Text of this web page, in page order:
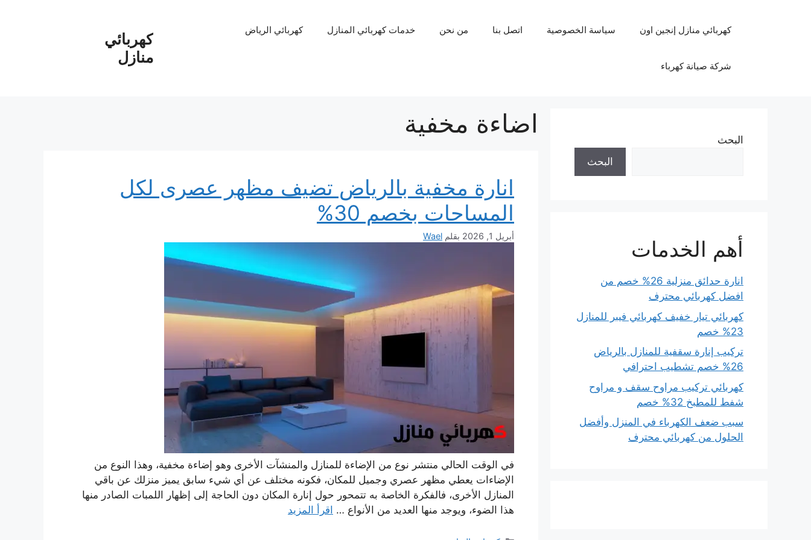
كهربائي
منازل
كهربائي منازل إنجين اون سياسة الخصوصية اتصل بنا من نحن خدمات كهربائي المنازل كهربائي الرياض
شركة صيانة كهرباء
اضاءة مخفية
انارة مخفية بالرياض تضيف مظهر عصرى لكل
المساحات بخصم 30%
أبريل 1, 2026 بقلم Wael
في الوقت الحالي منتشر نوع من الإضاءة للمنازل والمنشآت الأخرى وهو إضاءة مخفية، وهذا النوع من
الإضاءات يعطي مظهر عصري وجميل للمكان، فكونه مختلف عن أي شيء سابق يميز منزلك عن باقي
المنازل الأخرى، فالفكرة الخاصة به تتمحور حول إنارة المكان دون الحاجة إلى إظهار اللمبات الصادر منها
هذا الضوء، ويوجد منها العديد من الأنواع … اقرأ المزيد
البحث
البحث
أهم الخدمات
انارة حدائق منزلية 26% خصم من
افضل كهربائي محترف
كهربائي تيار خفيف كهربائي فيبر للمنازل
23% خصم
تركيب إنارة سقفية للمنازل بالرياض
26% خصم تشطيب احترافي
كهربائي تركيب مراوح سقف و مراوح
شفط للمطبخ 32% خصم
سبب ضعف الكهرباء في المنزل وأفضل
الحلول من كهربائي محترف